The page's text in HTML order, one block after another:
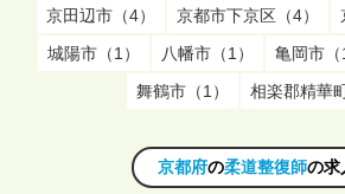
京田辺市（4）
京都市下京区（4）
城陽市（1）
八幡市（1） 亀岡市（
舞鶴市（1）
相楽郡精華
京都府の柔道整復師の求